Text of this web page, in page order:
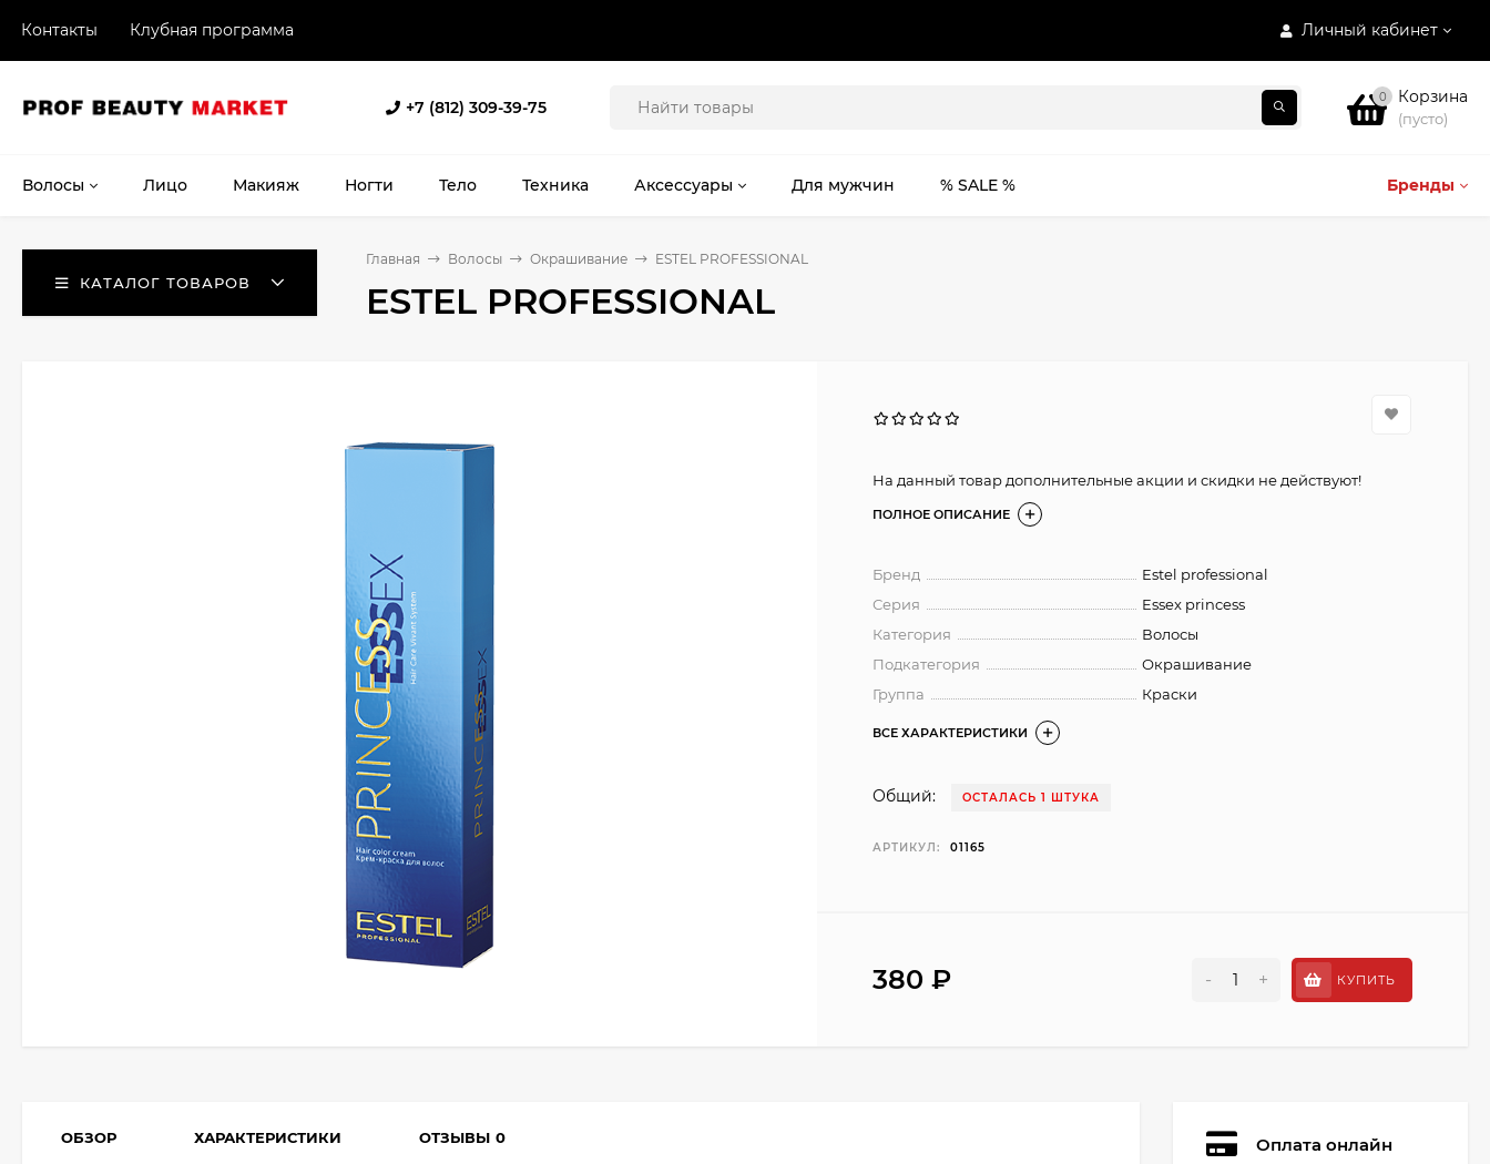
Личный кабинет
Контакты Клубная программа
+7 (812) 309-39-75
0 Корзина
(пусто)
Бренды
Волосы Лицо Макияж Ногти Тело Техника Аксессуары Для мужчин % SALE %
КАТАЛОГ ТОВАРОВ
Главная Волосы Окрашивание ESTEL PROFESSIONAL
ESTEL PROFESSIONAL
На данный товар дополнительные акции и скидки не действуют!
ПОЛНОЕ ОПИСАНИЕ
Бренд
Estel professional
Серия
Essex princess
Категория
Волосы
Подкатегория
Окрашивание
Группа
Краски
ВСЕ ХАРАКТЕРИСТИКИ
Общий: ОСТАЛАСЬ 1 ШТУКА
АРТИКУЛ: 01165
380 ₽ - + КУПИТЬ
ОБЗОР ХАРАКТЕРИСТИКИ ОТЗЫВЫ 0 Оплата онлайн